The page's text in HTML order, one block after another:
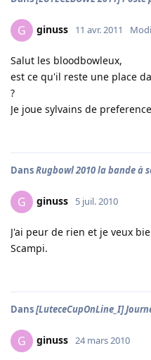
G ginuss 11 avr. 2011
Salut les bloodbowleux,
est ce qu'il reste une place
?
Je joue sylvains de
DansRugbowl 2010 la bande à
G ginuss 5 juil. 2010
J'ai peur de rien et je veux
Scampi.
Dans[LuteceCupOnLine_I]
G ginuss 24 mars 2010